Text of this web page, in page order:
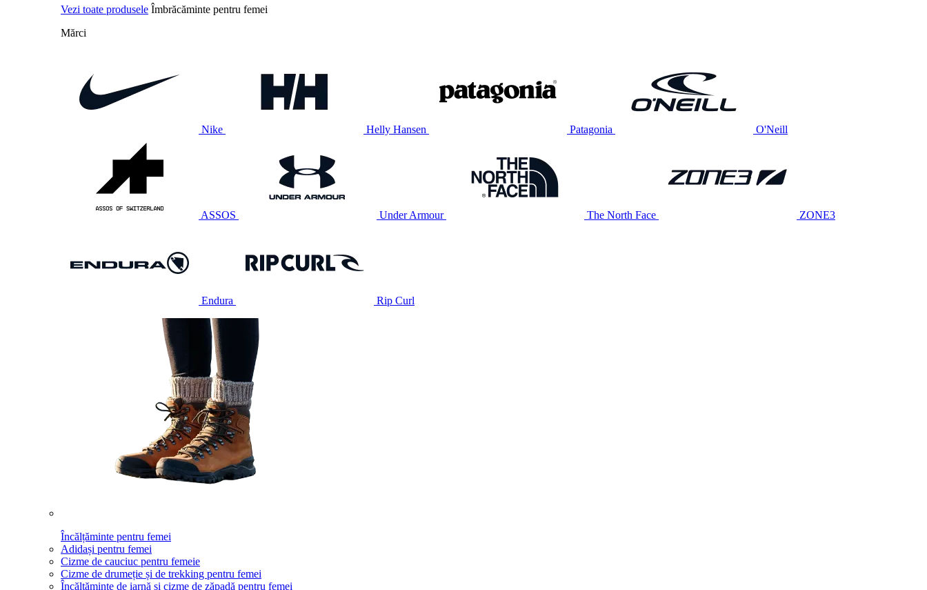
Vezi toate produsele Îmbrăcăminte pentru femei
Mărci
Nike Helly Hansen Patagonia O'Neill
ASSOS Under Armour The North Face ZONE3
Endura Rip Curl
Încălțăminte pentru femei
Adidași pentru femei
Cizme de cauciuc pentru femeie
Cizme de drumeție și de trekking pentru femei
Încălțăminte de iarnă și cizme de zăpadă pentru femei